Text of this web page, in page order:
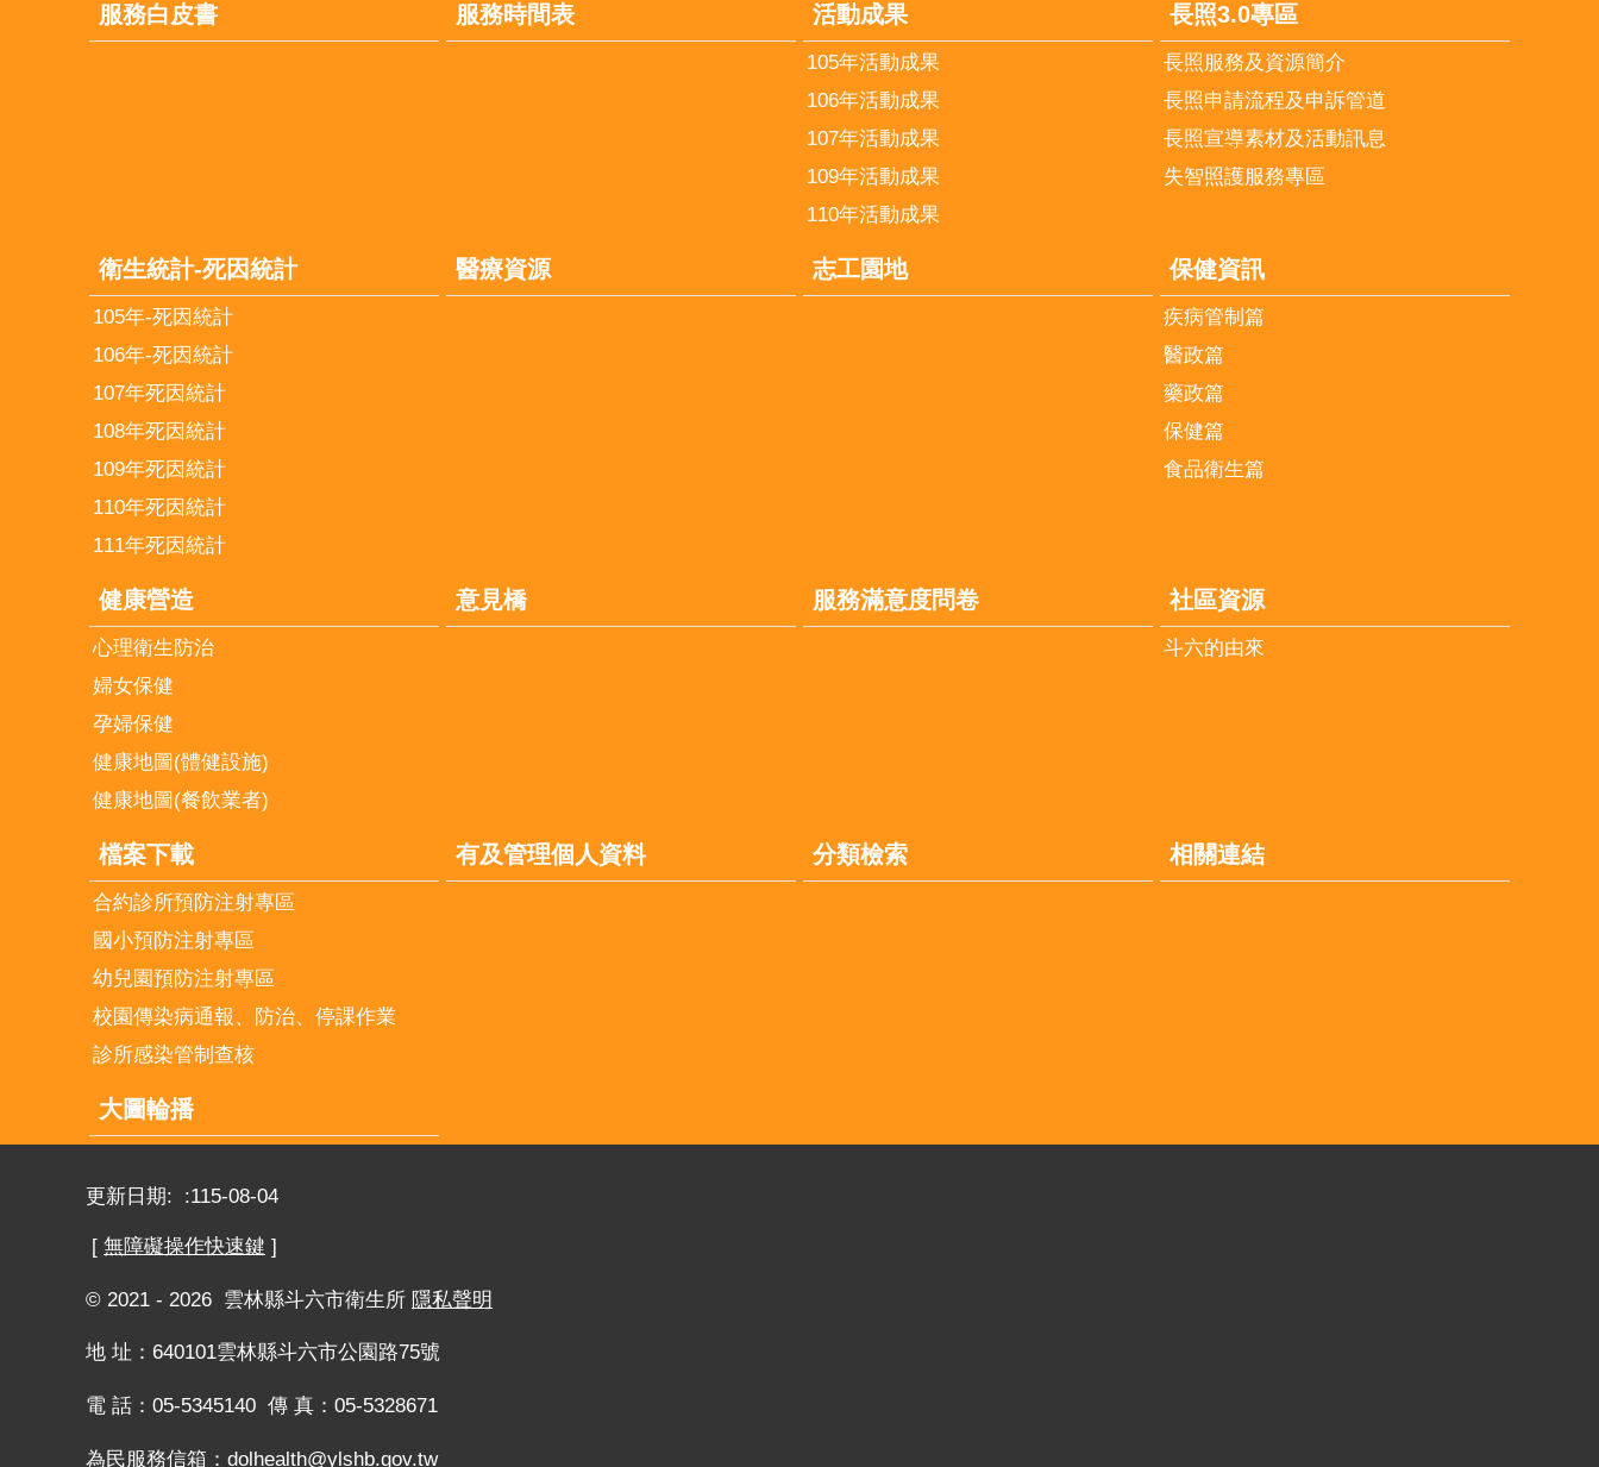
服務白皮書 服務時間表 活動成果
105年活動成果
106年活動成果
107年活動成果
109年活動成果
110年活動成果
長照3.0專區
長照服務及資源簡介
長照申請流程及申訴管道
長照宣導素材及活動訊息
失智照護服務專區
衛生統計-死因統計
105年-死因統計
106年-死因統計
107年死因統計
108年死因統計
109年死因統計
110年死因統計
111年死因統計
醫療資源 志工園地 保健資訊
疾病管制篇
醫政篇
藥政篇
保健篇
食品衛生篇
健康營造
心理衛生防治
婦女保健
孕婦保健
健康地圖(體健設施)
健康地圖(餐飲業者)
意見橋 服務滿意度問卷 社區資源
斗六的由來
檔案下載
合約診所預防注射專區
國小預防注射專區
幼兒園預防注射專區
校園傳染病通報、防治、停課作業
診所感染管制查核
有及管理個人資料 分類檢索 相關連結
大圖輪播
更新日期: 115-08-04
[ 無障礙操作快速鍵 ]
© 2021 - 2026 雲林縣斗六市衛生所 隱私聲明
地 址：640101雲林縣斗六市公園路75號
電 話：05-5345140 傳 真：05-5328671
為民服務信箱： dolhealth@ylshb.gov.tw